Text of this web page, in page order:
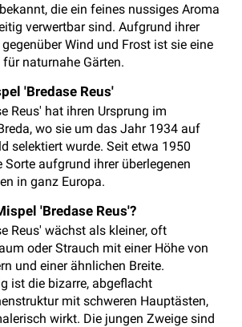
die ein feines nussiges Aroma
verwertbar sind. Aufgrund ihrer
Wind und Frost ist sie eine
naturnahe Gärten.
'Bredase Reus'
Reus' hat ihren Ursprung im
wo sie um das Jahr 1934 auf
selektiert wurde. Seit etwa 1950
Sorte aufgrund ihrer überlegenen
in ganz Europa.
'Bredase Reus'?
Reus' wächst als kleiner, oft
oder Strauch mit einer Höhe von
und einer ähnlichen Breite.
ist die bizarre, abgeflacht
mit schweren Hauptästen,
wirkt. Die jungen Zweige sind